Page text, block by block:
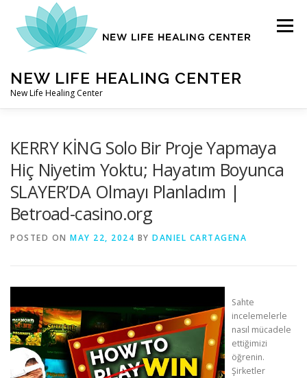
content
NEW LIFE HEALING CENTER
New Life Healing Center
Menu
ABOUT – HOME
AUTO ACCIDENT CHIROPRACTOR
CONTACT
CORRECTIVE AND THERAPEUTIC EXERCISES
KERRY KİNG Solo Bir Proje Yapmaya
Hiç Niyetim Yoktu; Hayatım Boyunca
SLAYER’DA Olmayı Planladım |
Betroad-casino.org
POSTED ON MAY 22, 2024 BY DANIEL CARTAGENA
Sahte
incelemelerle
nasıl mücadele
ettiğimizi
öğrenin.
Şirketler